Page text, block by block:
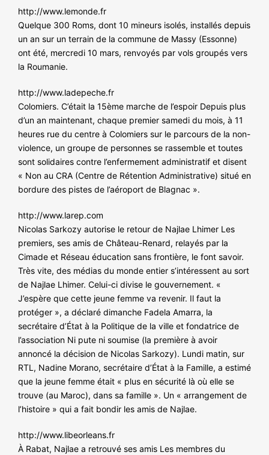
http://www.lemonde.fr
Quelque 300 Roms, dont 10 mineurs isolés, installés depuis
un an sur un terrain de la commune de Massy (Essonne)
ont été, mercredi 10 mars, renvoyés par vols groupés vers
la Roumanie.
http://www.ladepeche.fr
Colomiers. C’était la 15ème marche de l’espoir Depuis plus
d’un an maintenant, chaque premier samedi du mois, à 11
heures rue du centre à Colomiers sur le parcours de la non-
violence, un groupe de personnes se rassemble et toutes
sont solidaires contre l’enfermement administratif et disent
« Non au CRA (Centre de Rétention Administrative) situé en
bordure des pistes de l’aéroport de Blagnac ».
http://www.larep.com
Nicolas Sarkozy autorise le retour de Najlae Lhimer Les
premiers, ses amis de Château-Renard, relayés par la
Cimade et Réseau éducation sans frontière, le font savoir.
Très vite, des médias du monde entier s’intéressent au sort
de Najlae Lhimer. Celui-ci divise le gouvernement. «
J’espère que cette jeune femme va revenir. Il faut la
protéger », a déclaré dimanche Fadela Amarra, la
secrétaire d’État à la Politique de la ville et fondatrice de
l’association Ni pute ni soumise (la première à avoir
annoncé la décision de Nicolas Sarkozy). Lundi matin, sur
RTL, Nadine Morano, secrétaire d’État à la Famille, a estimé
que la jeune femme était « plus en sécurité là où elle se
trouve (au Maroc), dans sa famille ». Un « arrangement de
l’histoire » qui a fait bondir les amis de Najlae.
http://www.libeorleans.fr
À Rabat, Najlae a retrouvé ses amis Les membres du